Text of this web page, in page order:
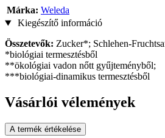
Márka: Weleda
Kiegészítő információ
Összetevők: Zucker*; Schlehen-
*biológiai termesztésből
**ökológiai vadon nőtt gyűjteményből;
***biológiai-dinamikus termesztésből
Vásárlói vélemények
A termék értékelése